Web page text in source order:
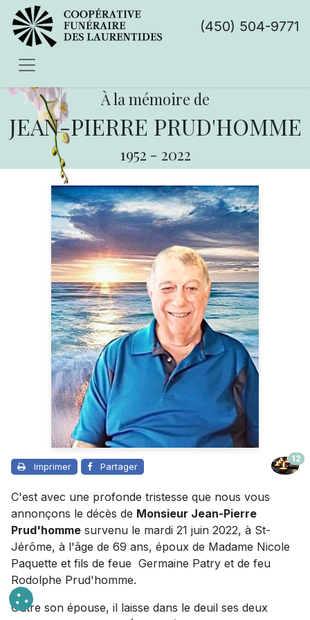
(450) 504-9771
À la mémoire de
JEAN-PIERRE PRUD'HOMME
1952 - 2022
Imprimer Partager
12
C'est avec une profonde tristesse que nous vous
annonçons le décès de Monsieur Jean-Pierre
Prud'homme survenu le mardi 21 juin 2022, à St-
Jérôme, à l'âge de 69 ans, époux de Madame Nicole
Paquette et fils de feue Germaine Patry et de feu
Rodolphe Prud'homme.
Outre son épouse, il laisse dans le deuil ses deux